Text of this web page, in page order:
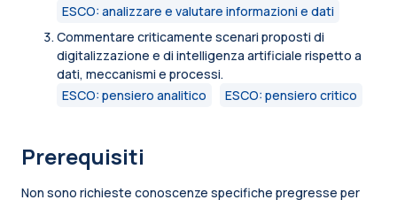
ESCO: analizzare e valutare informazioni e dati
Commentare criticamente scenari proposti di
digitalizzazione e di intelligenza artificiale rispetto a
dati, meccanismi e processi.
ESCO: pensiero analitico
ESCO: pensiero critico
Prerequisiti
Non sono richieste conoscenze specifiche pregresse per